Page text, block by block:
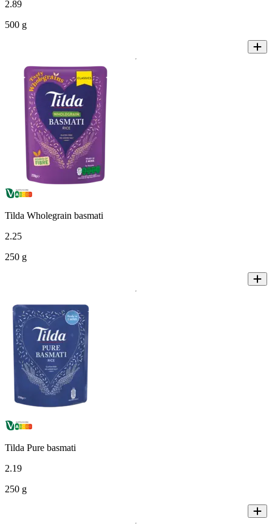
2.89
500 g
Tilda Wholegrain basmati
2.25
250 g
Tilda Pure basmati
2.19
250 g